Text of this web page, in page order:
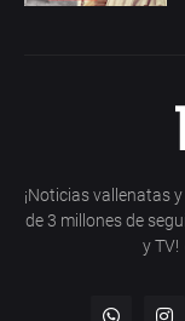
¡Noticias vallenatas
de 3 millones de
y